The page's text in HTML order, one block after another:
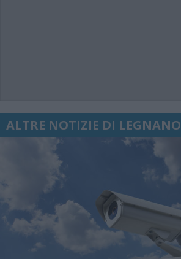
ALTRE NOTIZIE DI LEGNANO